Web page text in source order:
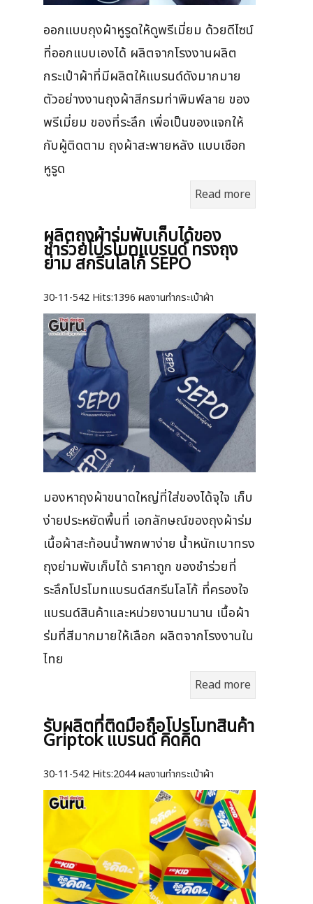
ออกแบบถุงผ้าหูรูดให้ดูพรีเมี่ยม ด้วยดีไซน์
ที่ออกแบบเองได้ ผลิตจากโรงงานผลิต
กระเป๋าผ้าที่มีผลิตให้แบรนด์ดังมากมาย
ตัวอย่างงานถุงผ้าสีกรมท่าพิมพ์ลาย ของ
พรีเมี่ยม ของที่ระลึก เพื่อเป็นของแจกให้
กับผู้ติดตาม ถุงผ้าสะพายหลัง แบบเชือก
หูรูด
Read more
ผลิตถุงผ้าร่มพับเก็บได้ของ
ชำร่วยโปรโมทแบรนด์ ทรงถุง
ย่าม สกรีนโลโก้ SEPO
30-11-542 Hits:1396 ผลงานทำกระเป๋าผ้า
มองหาถุงผ้าขนาดใหญ่ที่ใส่ของได้จุใจ เก็บ
ง่ายประหยัดพื้นที่ เอกลักษณ์ของถุงผ้าร่ม
เนื้อผ้าสะท้อนน้ำพกพาง่าย น้ำหนักเบาทรง
ถุงย่ามพับเก็บได้ ราคาถูก ของชำร่วยที่
ระลึกโปรโมทแบรนด์สกรีนโลโก้ ที่ครองใจ
แบรนด์สินค้าและหน่วยงานมานาน เนื้อผ้า
ร่มที่สีมากมายให้เลือก ผลิตจากโรงงานใน
ไทย
Read more
รับผลิตที่ติดมือถือโปรโมทสินค้า
Griptok แบรนด์ คิดคิด
30-11-542 Hits:2044 ผลงานทำกระเป๋าผ้า